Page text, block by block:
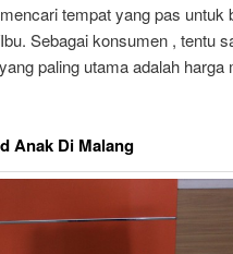
tempat yang pas untuk
Sebagai konsumen , tentu
paling utama adalah harga
Anak Di Malang